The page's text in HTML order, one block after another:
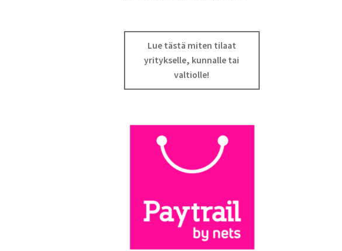
Lue tästä miten tilaat
yritykselle, kunnalle tai
valtiolle!